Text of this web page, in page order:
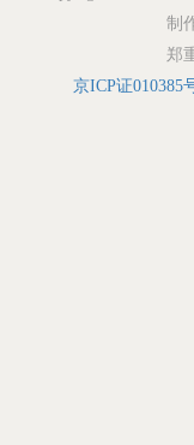
制
郑
京ICP证010385